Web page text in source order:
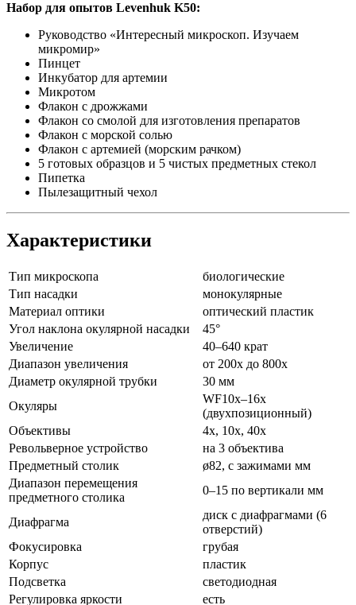
Набор для опытов Levenhuk K50:
Руководство «Интересный микроскоп. Изучаем
микромир»
Пинцет
Инкубатор для артемии
Микротом
Флакон с дрожжами
Флакон со смолой для изготовления препаратов
Флакон с морской солью
Флакон с артемией (морским рачком)
5 готовых образцов и 5 чистых предметных стекол
Пипетка
Пылезащитный чехол
Характеристики
Тип микроскопа
биологические
Тип насадки
монокулярные
Материал оптики
оптический пластик
Угол наклона окулярной насадки
45°
Увеличение
40–640 крат
Диапазон увеличения
от 200х до 800х
Диаметр окулярной трубки
30 мм
Окуляры
WF10x–16x
(двухпозиционный)
Объективы
4x, 10x, 40x
Револьверное устройство
на 3 объектива
Предметный столик
ø82, с зажимами мм
Диапазон перемещения
предметного столика
0–15 по вертикали мм
Диафрагма
диск с диафрагмами (6
отверстий)
Фокусировка
грубая
Корпус
пластик
Подсветка
светодиодная
Регулировка яркости
есть